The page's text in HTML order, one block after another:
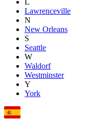
L
Lawrenceville
N
New Orleans
S
Seattle
W
Waldorf
Westminster
Y
York